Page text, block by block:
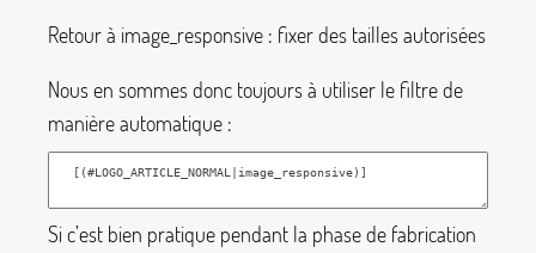
Retour à image_responsive : fixer des tailles autorisées
Nous en sommes donc toujours à utiliser le filtre de
manière automatique :
Si c’est bien pratique pendant la phase de fabrication